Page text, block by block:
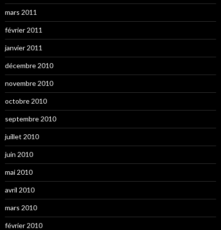
mars 2011
février 2011
janvier 2011
décembre 2010
novembre 2010
octobre 2010
septembre 2010
juillet 2010
juin 2010
mai 2010
avril 2010
mars 2010
février 2010